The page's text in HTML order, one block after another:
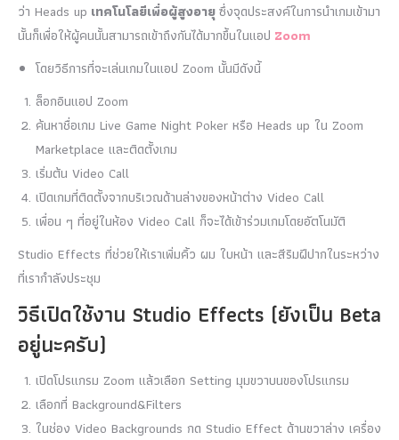
ว่า Heads up เทคโนโลยีเพื่อผู้สูงอายุซึ่งจุดประสงค์ในการนำเกมเข้ามา
นั้นก็เพื่อให้ผู้คนนั้นสามารถเข้าถึงกันได้มากขึ้นในแอป Zoom
โดยวิธีการที่จะเล่นเกมในแอป Zoom นั้นมีดังนี้
ล็อกอินแอป Zoom
ค้นหาชื่อเกม Live Game Night Poker หรือ Heads up ใน Zoom
Marketplace และติดตั้งเกม
เริ่มต้น Video Call
เปิดเกมที่ติดตั้งจากบริเวณด้านล่างของหน้าต่าง Video Call
เพื่อน ๆ ที่อยู่ในห้อง Video Call ก็จะได้เข้าร่วมเกมโดยอัตโนมัติ
Studio Effects ที่ช่วยให้เราเพิ่มคิ้ว ผม ใบหน้า และสีริมฝีปากในระหว่าง
ที่เรากำลังประชุม
วิธีเปิดใช้งาน Studio Effects (ยังเป็น Beta
อยู่นะครับ)
เปิดโปรแกรม Zoom แล้วเลือก Setting มุมขวาบนของโปรแกรม
เลือกที่ Background&Filters
ในช่อง Video Backgrounds กด Studio Effect ด้านขวาล่าง เครื่อง